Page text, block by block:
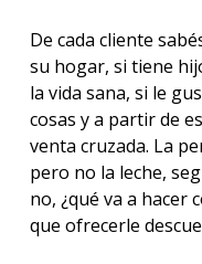
De cada cliente
su hogar, si tiene
la vida sana, si le
cosas y a partir de
venta cruzada. La
pero no la leche,
no, ¿qué va a hacer
que ofrecerle